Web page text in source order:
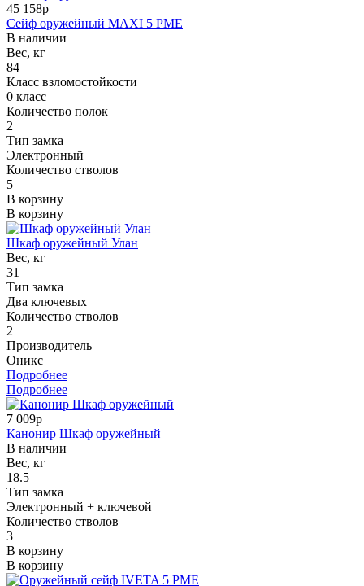
45 158р
Сейф оружейный MAXI 5 PME
В наличии
Вес, кг
84
Класс взломостойкости
0 класс
Количество полок
2
Тип замка
Электронный
Количество стволов
5
В корзину
В корзину
Шкаф оружейный Улан
Вес, кг
31
Тип замка
Два ключевых
Количество стволов
2
Производитель
Оникс
Подробнее
Подробнее
7 009р
Канонир Шкаф оружейный
В наличии
Вес, кг
18.5
Тип замка
Электронный + ключевой
Количество стволов
3
В корзину
В корзину